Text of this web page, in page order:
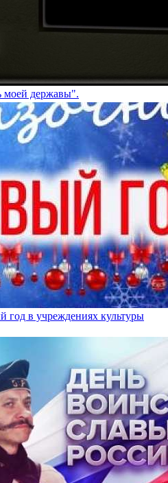
державы".
год в учреждениях культуры